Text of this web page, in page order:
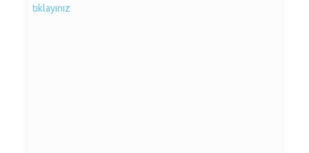
tıklayınız